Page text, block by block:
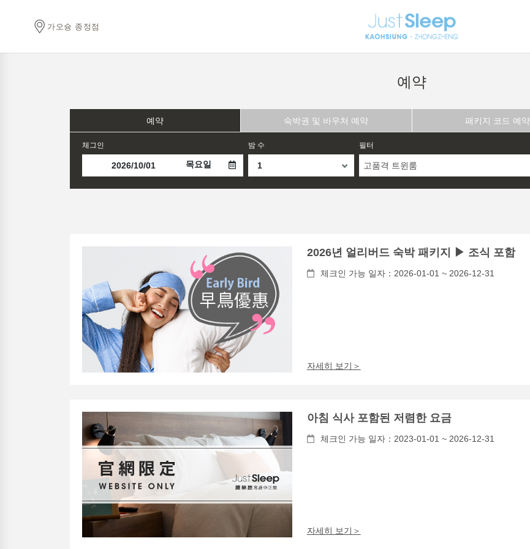
가오슝 종정점
예약
예약 숙박권 및 바우처 예약 패키지 코드 예약
체그인
목요일
밤 수 필터
고품격 트윈룸
2026년 얼리버드 숙박 패키지 ▶ 조식 포함
체크인 가능 일자：2026-01-01 ~ 2026-12-31
자세히 보기＞
아침 식사 포함된 저렴한 요금
체크인 가능 일자：2023-01-01 ~ 2026-12-31
자세히 보기＞